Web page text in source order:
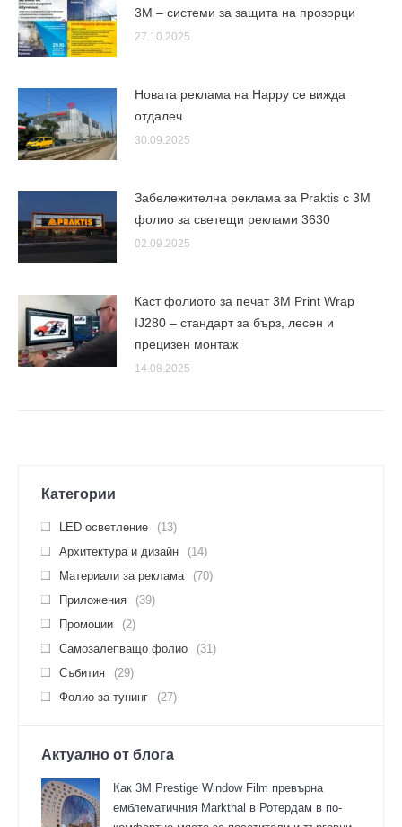
3M – системи за защита на прозорци
27.10.2025
Новата реклама на Happy се вижда
отдалеч
30.09.2025
Забележителна реклама за Praktis с 3М
фолио за светещи реклами 3630
02.09.2025
Каст фолиото за печат 3M Print Wrap
IJ280 – стандарт за бърз, лесен и
прецизен монтаж
14.08.2025
Категории
LED осветление
(13)
Архитектура и дизайн
(14)
Материали за реклама
(70)
Приложения
(39)
Промоции
(2)
Самозалепващо фолио
(31)
Събития
(29)
Фолио за тунинг
(27)
Актуално от блога
Как 3M Prestige Window Film превърна
емблематичния Markthal в Ротердам в по-